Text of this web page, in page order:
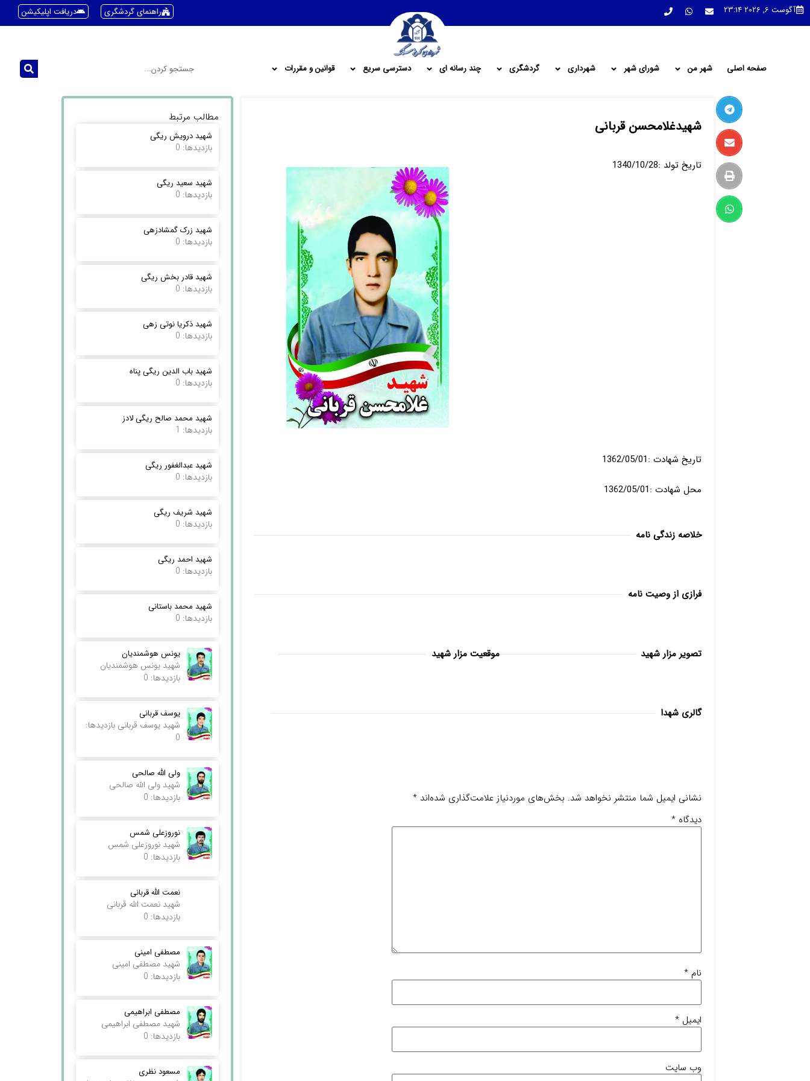
آگوست 6, 2026 23:14 راهنمای گردشگری دریافت اپلیکیشن
صفحه اصلی شهر من شورای شهر شهرداری گردشگری چند رسانه ای دسترسی سریع قوانین و مقررات
مطالب مرتبط
شهید درویش ریگی
بازدیدها: 0
شهید سعید ریگی
بازدیدها: 0
شهید زرک گمشادزهی
بازدیدها: 0
شهید قادر بخش ریگی
بازدیدها: 0
شهید ذکریا نوتی زهی
بازدیدها: 0
شهید باب الدین ریگی پناه
بازدیدها: 0
شهید محمد صالح ریگی لادز
بازدیدها: 1
شهید عبدالغفور ریگی
بازدیدها: 0
شهید شریف ریگی
بازدیدها: 0
شهید احمد ریگی
بازدیدها: 0
شهید محمد باستانی
بازدیدها: 0
یونس هوشمندیان
شهید یونس هوشمندیان
بازدیدها: 0
یوسف قربانی
شهید یوسف قربانی بازدیدها:
0
ولی الله صالحی
شهید ولی الله صالحی
بازدیدها: 0
نوروزعلی شمس
شهید نوروزعلی شمس
بازدیدها: 0
نعمت الله قربانی
شهید نعمت الله قربانی
بازدیدها: 0
مصطفی امینی
شهید مصطفی امینی
بازدیدها: 0
مصطفی ابراهیمی
شهید مصطفی ابراهیمی
بازدیدها: 0
مسعود نظری
شهیدغلامحسن قربانی
تاریخ تولد :1340/10/28
تاریخ شهادت :1362/05/01
محل شهادت :1362/05/01
خلاصه زندگی نامه
فرازی از وصیت نامه
تصویر مزار شهید موقعیت مزار شهید
گالری شهدا
نشانی ایمیل شما منتشر نخواهد شد. بخش‌های موردنیاز علامت‌گذاری شده‌اند*
دیدگاه*
نام*
ایمیل*
وب‌ سایت